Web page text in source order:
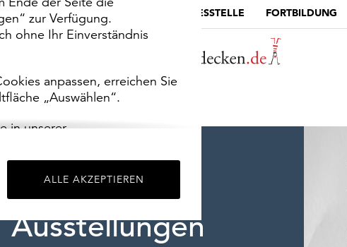
zur Verfügung.
ohne Ihr Einverständnis
anpassen, erreichen Sie
„Auswählen“.
in unserer
ALLE AKZEPTIEREN
MUSEUMSPORTAL DIE LANDESSTELLE FORTBILDUNG
Ausstellungen